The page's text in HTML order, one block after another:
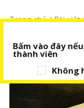
Trang chủ/Bài viết
tiramisu
Không
Bấm vào đây
thành viên